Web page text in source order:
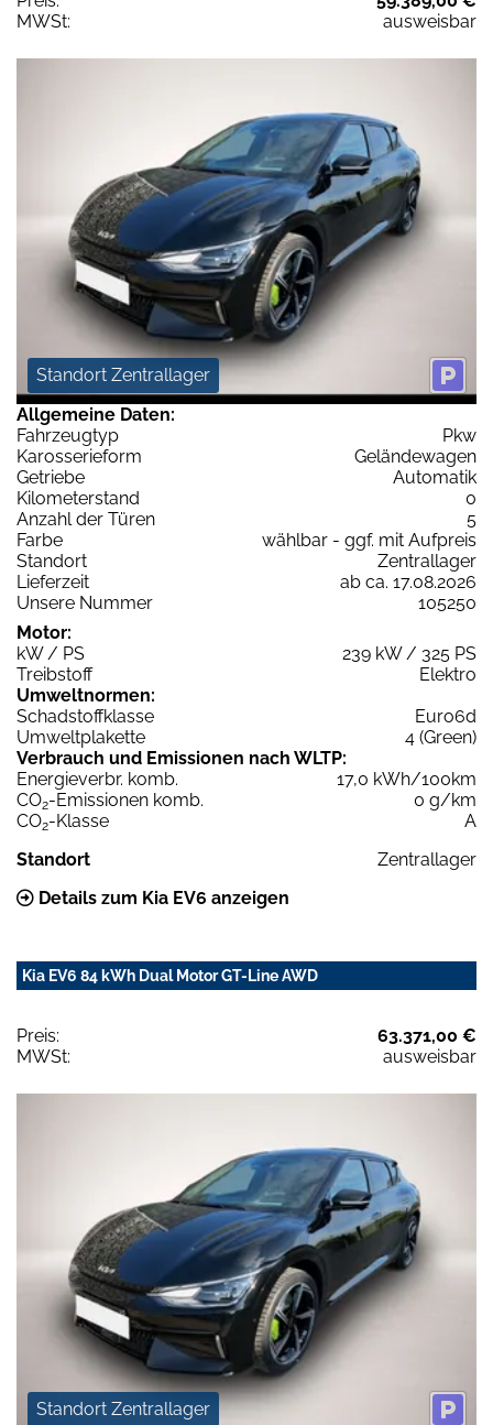
MWSt:
ausweisbar
Standort Zentrallager
Allgemeine Daten:
Fahrzeugtyp
Pkw
Karosserieform
Geländewagen
Getriebe
Automatik
Kilometerstand
0
Anzahl der Türen
5
Farbe
wählbar - ggf. mit Aufpreis
Standort
Zentrallager
Lieferzeit
ab ca. 17.08.2026
Unsere Nummer
105250
Motor:
kW / PS
239 kW / 325 PS
Treibstoff
Elektro
Umweltnormen:
Schadstoffklasse
Euro6d
Umweltplakette
4 (Green)
Verbrauch und Emissionen nach WLTP:
Energieverbr. komb.
17,0 kWh/100km
CO2-Emissionen komb.
0 g/km
CO2-Klasse
A
Standort
Zentrallager
Details zum Kia EV6 anzeigen
Kia EV6 84 kWh Dual Motor GT-Line AWD
Preis:
63.371,00 €
MWSt:
ausweisbar
Standort Zentrallager